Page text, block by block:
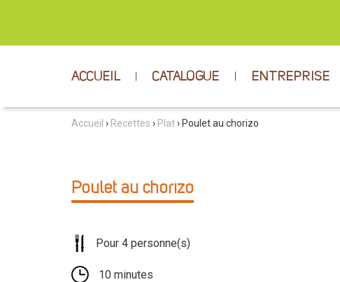
ACCUEIL CATALOGUE ENTREPRISE
Accueil › Recettes › Plat› Poulet au chorizo
Poulet au chorizo
Pour 4 personne(s)
10 minutes